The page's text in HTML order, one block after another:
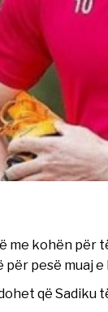
me kohën për
pesë muaj
që Sadiku